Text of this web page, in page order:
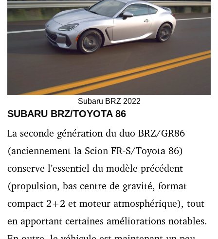
Subaru BRZ 2022
SUBARU BRZ/TOYOTA 86
La seconde génération du duo BRZ/GR86
(anciennement la Scion FR-S/Toyota 86)
conserve l’essentiel du modèle précédent
(propulsion, bas centre de gravité, format
compact 2+2 et moteur atmosphérique), tout
en apportant certaines améliorations notables.